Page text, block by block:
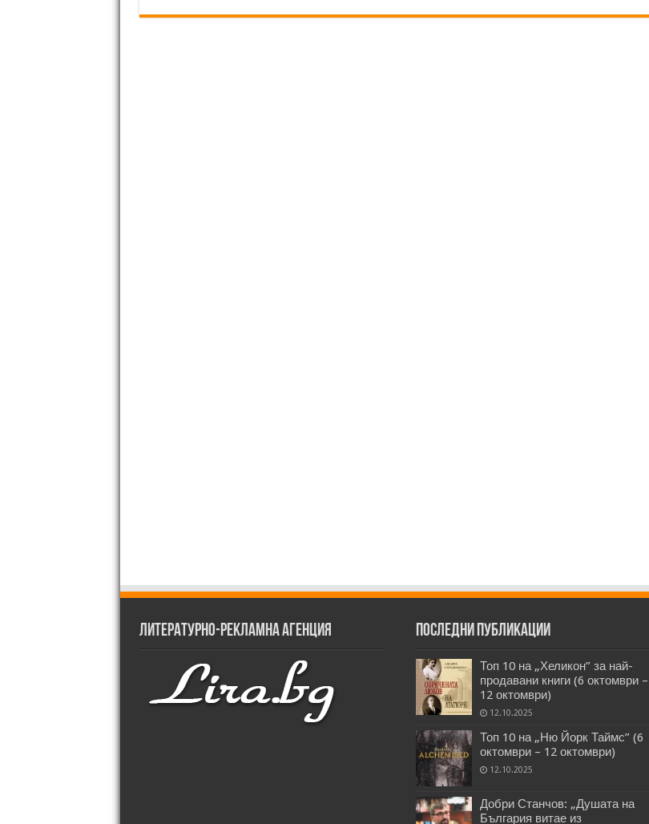
Литературно-рекламна агенция Последни публикации
Топ 10 на „Хеликон” за най-
продавани книги (6 октомври –
12 октомври)
12.10.2025
Топ 10 на „Ню Йорк Таймс” (6
октомври – 12 октомври)
12.10.2025
Добри Станчов: „Душата на
България витае из